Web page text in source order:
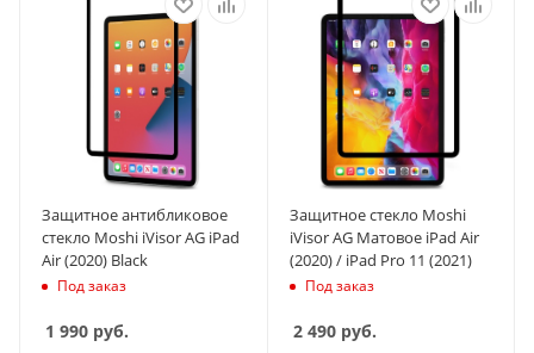
Защитное антибликовое
стекло Moshi iVisor AG iPad
Air (2020) Black
Под заказ
1 990 руб.
Защитное стекло Moshi
iVisor AG Матовое iPad Air
(2020) / iPad Pro 11 (2021)
Под заказ
2 490руб.